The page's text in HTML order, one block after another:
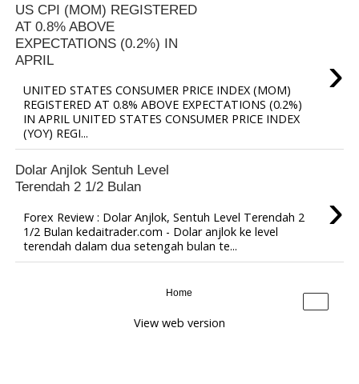
US CPI (MOM) REGISTERED
AT 0.8% ABOVE
EXPECTATIONS (0.2%) IN
APRIL
›
UNITED STATES CONSUMER PRICE INDEX (MOM)
REGISTERED AT 0.8% ABOVE EXPECTATIONS (0.2%)
IN APRIL UNITED STATES CONSUMER PRICE INDEX
(YOY) REGI...
Dolar Anjlok Sentuh Level
Terendah 2 1/2 Bulan
›
Forex Review : Dolar Anjlok, Sentuh Level Terendah 2
1/2 Bulan kedaitrader.com - Dolar anjlok ke level
terendah dalam dua setengah bulan te...
›
Home
View web version